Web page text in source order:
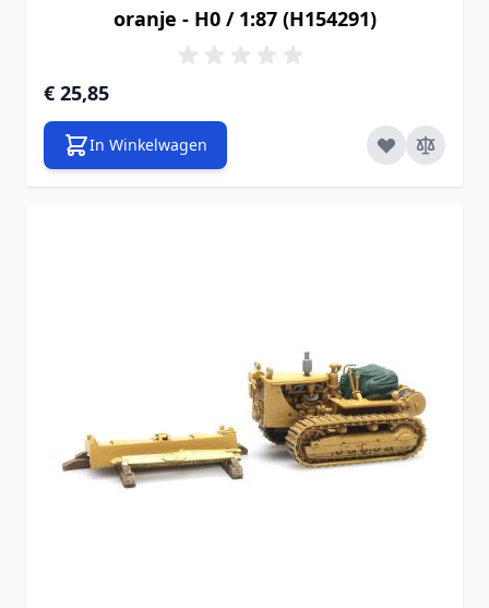
oranje - H0 / 1:87 (H154291)
€ 25,85
In Winkelwagen